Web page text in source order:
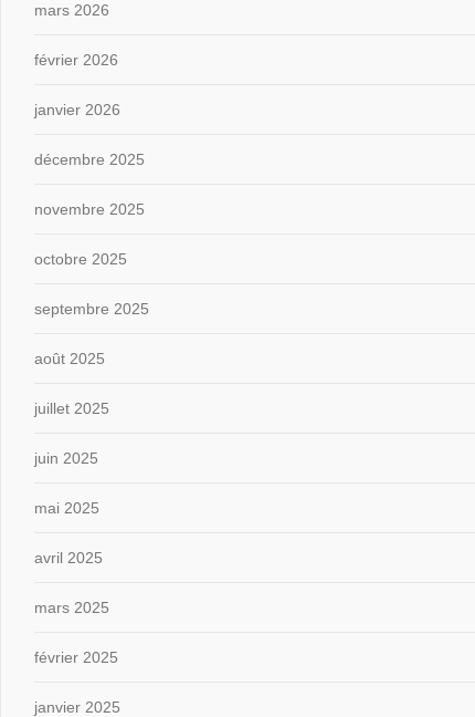
mars 2026
février 2026
janvier 2026
décembre 2025
novembre 2025
octobre 2025
septembre 2025
août 2025
juillet 2025
juin 2025
mai 2025
avril 2025
mars 2025
février 2025
janvier 2025